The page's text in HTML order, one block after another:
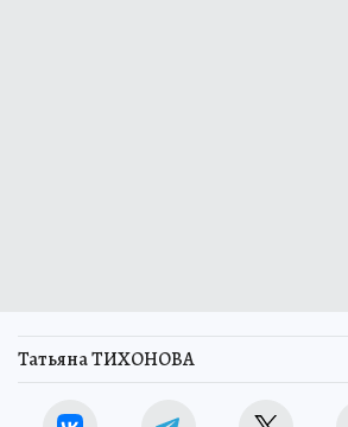
Татьяна ТИХОНОВА